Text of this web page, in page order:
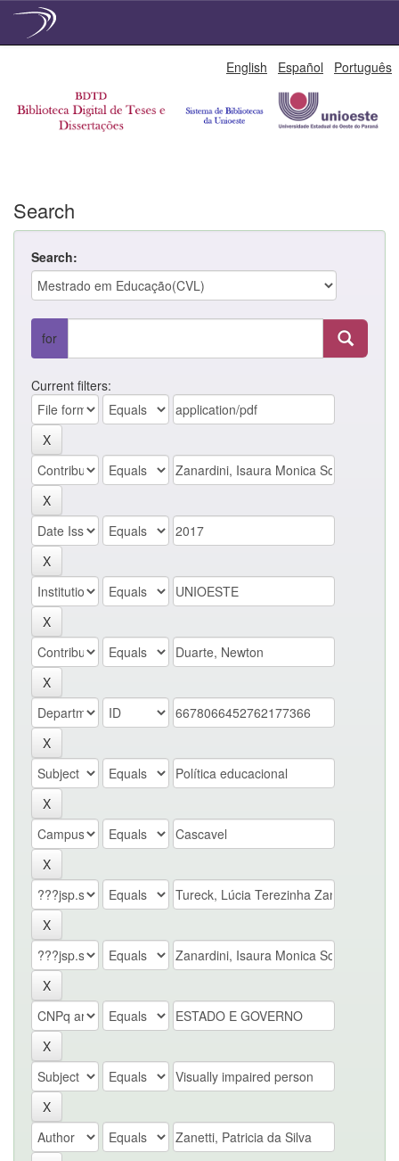
English Español Português
Search
Search:
for
Current filters: